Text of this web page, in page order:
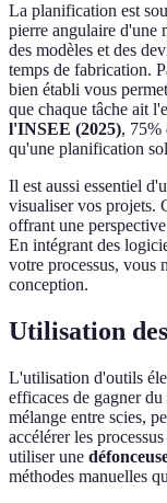
La planification est
pierre angulaire d'une
des modèles et des
temps de fabrication.
bien établi vous
que chaque tâche ait
l'INSEE (2025), 75%
qu'une planification
Il est aussi essentiel
visualiser vos projets.
offrant une
En intégrant des
votre processus, vous
conception.
Utilisation
L'utilisation d'outils
efficaces de gagner
mélange entre scies,
accélérer les
utiliser une
méthodes manuelles